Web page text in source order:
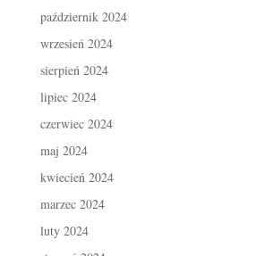
październik 2024
wrzesień 2024
sierpień 2024
lipiec 2024
czerwiec 2024
maj 2024
kwiecień 2024
marzec 2024
luty 2024